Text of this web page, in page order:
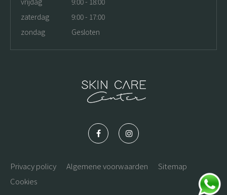
zaterdag
9:00 - 17:00
zondag
Gesloten
Privacy policy Algemene voorwaarden
Sitemap
Cookies